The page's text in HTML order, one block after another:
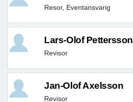
Resor, Eventansvarig
Lars-Olof Pettersson
Revisor
Jan-Olof Axelsson
Revisor